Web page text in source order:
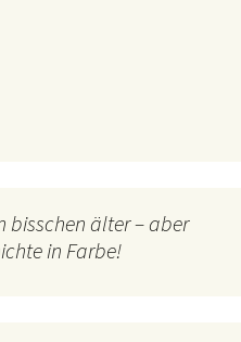
bisschen älter – aber
in Farbe!